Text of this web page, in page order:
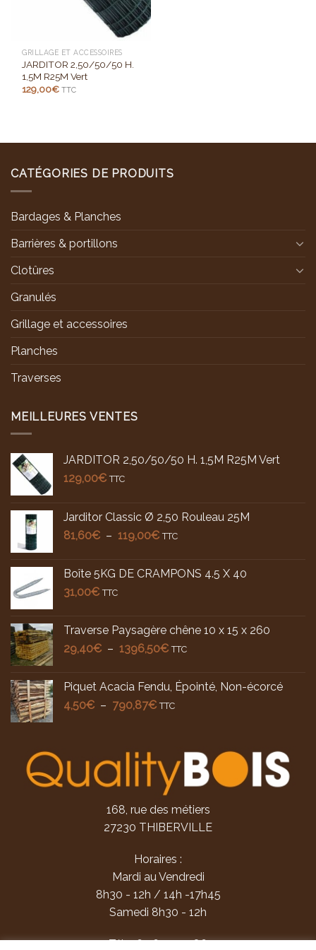
GRILLAGE ET ACCESSOIRES
JARDITOR 2,50/50/50 H.
1,5M R25M Vert
129,00€ TTC
CATÉGORIES DE PRODUITS
Bardages & Planches
Barrières & portillons
Clotûres
Granulés
Grillage et accessoires
Planches
Traverses
MEILLEURES VENTES
JARDITOR 2,50/50/50 H. 1,5M R25M Vert
129,00€ TTC
Jarditor Classic Ø 2,50 Rouleau 25M
81,60€ – 119,00€Plage
81,60€
TTC
Boîte 5KG DE CRAMPONS 4.5 X 40
31,00€ TTC
Traverse Paysagère chêne 10 x 15 x 260
29,40€ – 1396,50€Plage
prix :
29,40€
à
TTC
Piquet Acacia Fendu, Épointé, Non-écorcé
4,50€ – 790,87€Plage
4,50€
à
790,87€
TTC
168, rue des métiers
27230 THIBERVILLE
Horaires :
Mardi au Vendredi
8h30 - 12h / 14h -17h45
Samedi 8h30 - 12h
Tél:06 26 27 35 86